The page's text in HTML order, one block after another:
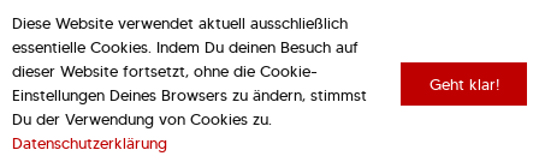
zurück zur Übersicht
Diese Website verwendet aktuell ausschließlich
essentielle Cookies. Indem Du deinen Besuch auf
dieser Website fortsetzt, ohne die Cookie-
Einstellungen Deines Browsers zu ändern, stimmst
Du der Verwendung von Cookies zu.
Datenschutzerklärung
Geht klar!